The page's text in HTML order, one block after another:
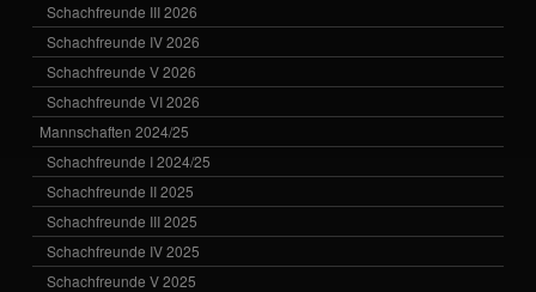
Schachfreunde III 2026
Schachfreunde IV 2026
Schachfreunde V 2026
Schachfreunde VI 2026
Mannschaften 2024/25
Schachfreunde I 2024/25
Schachfreunde II 2025
Schachfreunde III 2025
Schachfreunde IV 2025
Schachfreunde V 2025